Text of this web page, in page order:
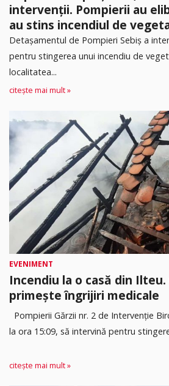
intervenții. Pompierii au
au stins incendiul de
Detașamentul de Pompieri Sebiș a
pentru stingerea unui incendiu de
localitatea...
citește mai mult »
EVENIMENT
Incendiu la o casă din
primește îngrijiri medicale
Pompierii Gărzii nr. 2 de Intervenție
la ora 15:09, să intervină pentru
citește mai mult »